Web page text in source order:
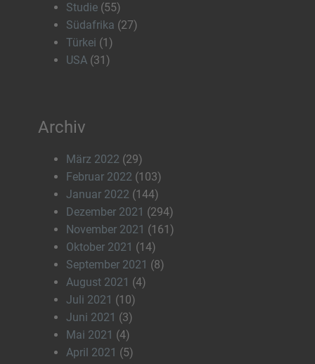
Studie (55)
Südafrika (27)
Türkei (1)
USA (31)
Archiv
März 2022 (29)
Februar 2022 (103)
Januar 2022 (144)
Dezember 2021 (294)
November 2021 (161)
Oktober 2021 (14)
September 2021 (8)
August 2021 (4)
Juli 2021 (10)
Juni 2021 (3)
Mai 2021 (4)
April 2021 (5)